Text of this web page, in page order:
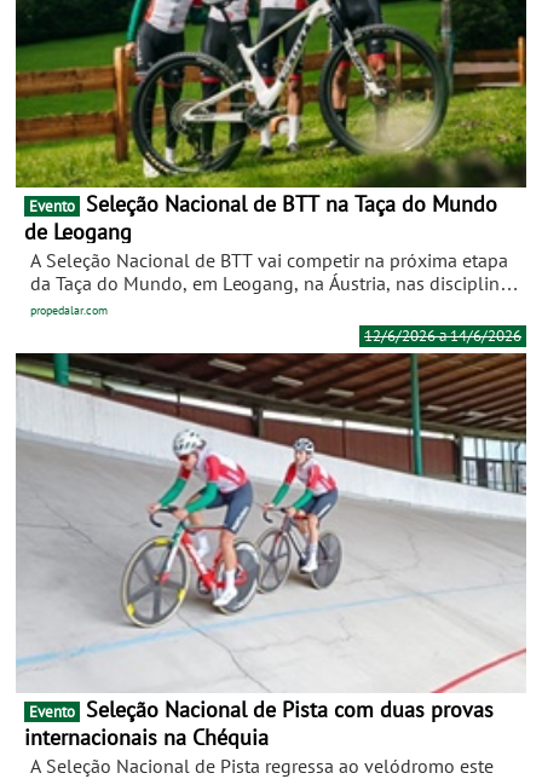
troncos, raízes e pontes.
Evento
de Leogang
A Seleção Nacional de BTT vai competir na próxima etapa
da Taça do Mundo, em Leogang, na Áustria, nas disciplinas
de short track (XCC) e cross-country olímpico (XCO). Pedro
Vigário, Selecionador Nacional de BTT, convocou quatro
atletas para esta etapa: Raquel Queirós (SPAC), Duarte
Galvão (Triumtérmica/Águias de Alpiarça), João Fonseca
(Clube BTT Matosinhos) e Beatriz Guerra (Guilhabreu MTB
propedalar.com
12/6/2026 a 14/6/2026
Evento
internacionais na Chéquia
A Seleção Nacional de Pista regressa ao velódromo este